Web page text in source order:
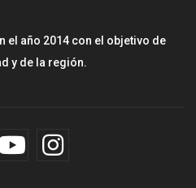
el año 2014 con el objetivo de
y de la región.